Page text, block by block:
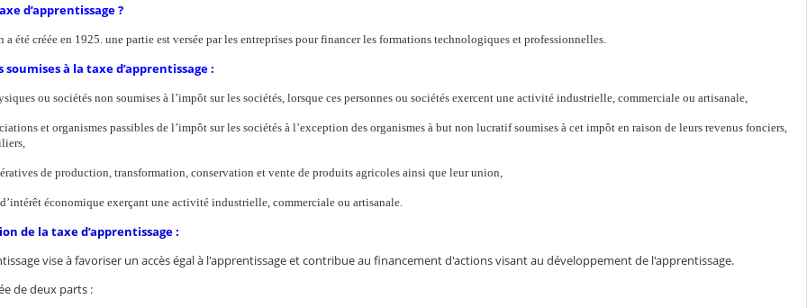
d’apprentissage ?
été créée en 1925. une partie est versée par les entreprises pour financer les formations technologiques et professionnelles.
soumises à la taxe d’apprentissage :
ou sociétés non soumises à l’impôt sur les sociétés, lorsque ces personnes ou sociétés exercent une activité industrielle, commerciale ou artisanale,
et organismes passibles de l’impôt sur les sociétés à l’exception des organismes à but non lucratif soumises à cet impôt en raison de leurs revenus fonciers,
de production, transformation, conservation et vente de produits agricoles ainsi que leur union,
économique exerçant une activité industrielle, commerciale ou artisanale.
de la taxe d’apprentissage :
vise à favoriser un accès égal à l'apprentissage et contribue au financement d'actions visant au développement de l'apprentissage.
de deux parts :